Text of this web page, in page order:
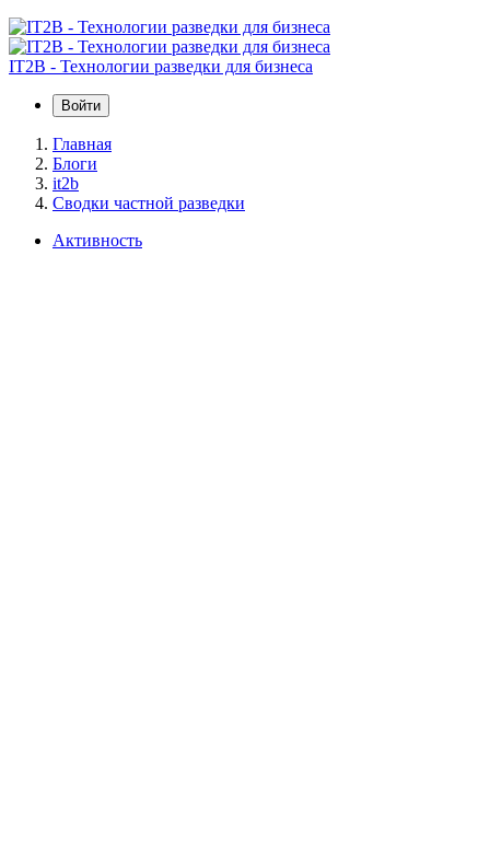
IT2B - Технологии разведки для бизнеса
Войти
Главная
Блоги
it2b
Сводки частной разведки
Активность